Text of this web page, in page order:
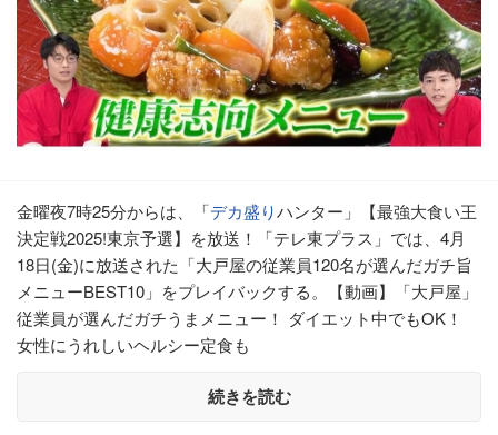
金曜夜7時25分からは、「デカ盛りハンター」【最強大食い王
決定戦2025!東京予選】を放送！「テレ東プラス」では、4月
18日(金)に放送された「大戸屋の従業員120名が選んだガチ旨
メニューBEST10」をプレイバックする。【動画】「大戸屋」
従業員が選んだガチうまメニュー！ ダイエット中でもOK！
女性にうれしいヘルシー定食も
続きを読む